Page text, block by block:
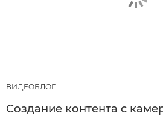
ВИДЕОБЛОГ
Создание контента с